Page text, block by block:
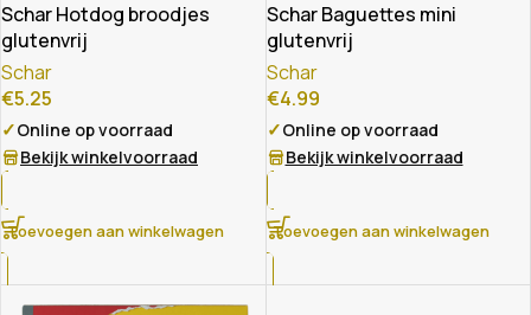
Schar Hotdog broodjes
glutenvrij
Schar
€5.25
✓Online op voorraad
Bekijk winkelvoorraad
Toevoegen aan winkelwagen
Schar Baguettes mini
glutenvrij
Schar
€4.99
✓Online op voorraad
Bekijk winkelvoorraad
Toevoegen aan winkelwagen